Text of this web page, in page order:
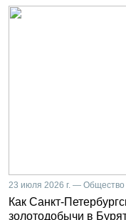
23 июля 2026 г. — Общество
Как Санкт-
золотодобычи в